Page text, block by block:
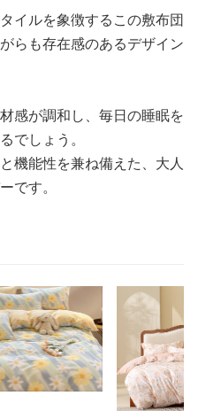
イルを象徴するこの敷布団
らも存在感のあるデザイン
感が調和し、毎日の睡眠を
でしょう。
機能性を兼ね備えた、大人
です。